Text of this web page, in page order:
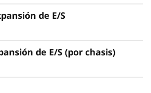
de E/S
de E/S (por chasis)